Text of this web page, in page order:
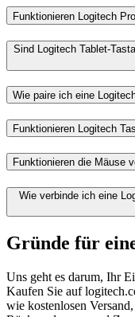
Funktionieren Logitech
Sind Logitech Tablet-
Wie paire ich eine
Funktionieren Logitech
Funktionieren die Mäuse
Wie verbinde ich eine
Gründe für
Uns geht es darum, Ihr
Kaufen Sie auf
wie kostenlosen